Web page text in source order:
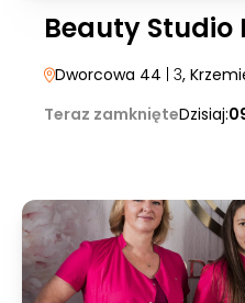
Beauty Studio
Dworcowa 44 | 3,
Teraz zamknięteDzisiaj: